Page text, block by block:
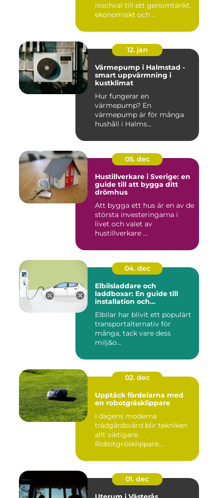
nischval till ett genomtänkt,
ekonomiskt och ...
12. jan
Värmepump i Halmstad -
smart uppvärmning i
kustklimat
Hur fungerar en
värmepump? En
värmepump är för många
hushåll i Halms...
05. dec
Hustillverkare i Sverige: en
guide till att bygga ditt
drömhus
Att bygga ett hus är en av de
största investeringarna i
livet och valet av
hustillverkare ...
04. dec
Elbilsladdare och
laddboxar: En guide till
installation och
Elbilar har blivit ett populärt
transportalternativ för
många, tack vare dess
milj&o...
02. dec
Upptäck fördelarna med
en robotgräsklippare
I dagens moderna
trädgårdsvård blir tekniken
allt viktigare.
Robotgrösklippare...
01. dec